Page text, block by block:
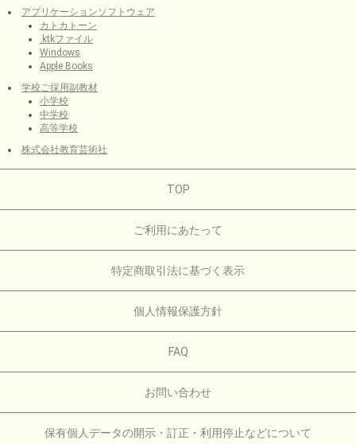
アプリケーションソフトウェア
カトカトーン
.ktkファイル
Windows
Apple Books
学校ご採用副教材
小学校
中学校
高等学校
株式会社教育芸術社
TOP
ご利用にあたって
特定商取引法に基づく表示
個人情報保護方針
FAQ
お問い合わせ
保有個人データの開示・訂正・利用停止などについて